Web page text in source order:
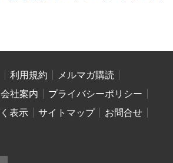
利用規約
メルマガ購読
会社案内
プライバシーポリシー
表示
サイトマップ
お問合せ